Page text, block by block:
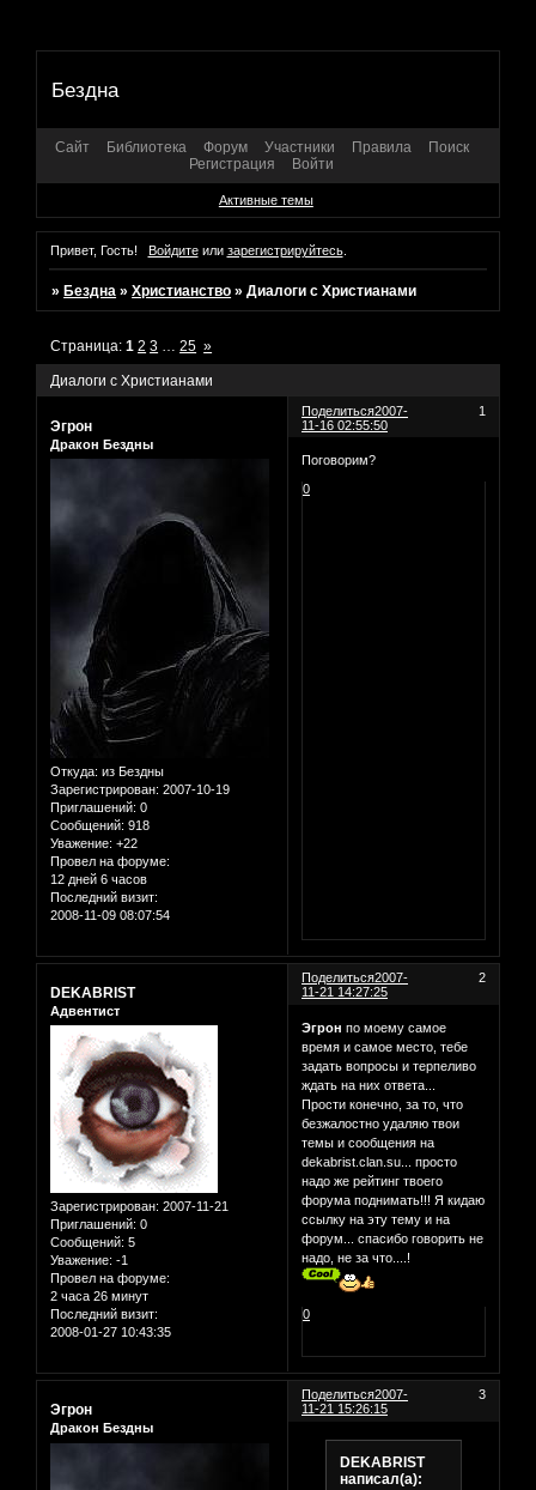
Бездна
Сайт Библиотека Форум Участники Правила
Поиск
Регистрация
Войти
Активные темы
Привет, Гость! Войдитеили зарегистрируйтесь.
»Бездна »Христианство »Диалоги с Христианами
Диалоги с Христианами
Страница:1 2 3 … 25 »
Поделиться 1
2007-
11-16 02:55:50
Эгрон
Дракон Бездны
Откуда: из Бездны
Зарегистрирован: 2007-10-19
Приглашений: 0
Сообщений: 918
Уважение: +22
Провел на форуме:
12 дней 6 часов
Последний визит:
2008-11-09 08:07:54
Поговорим?
0
Поделиться 2
2007-
11-21 14:27:25
DEKABRIST
Адвентист
Зарегистрирован: 2007-11-21
Приглашений: 0
Сообщений: 5
Уважение: -1
Провел на форуме:
2 часа 26 минут
Последний визит:
2008-01-27 10:43:35
Эгрон по моему самое
время и самое место, тебе
задать вопросы и терпеливо
ждать на них ответа...
Прости конечно, за то, что
безжалостно удаляю твои
темы и сообщения на
dekabrist.clan.su... просто
надо же рейтинг твоего
форума поднимать!!! Я кидаю
ссылку на эту тему и на
форум... спасибо говорить не
надо, не за что....!
0
Поделиться 3
2007-
11-21 15:26:15
Эгрон
Дракон Бездны
DEKABRIST
написал(а):